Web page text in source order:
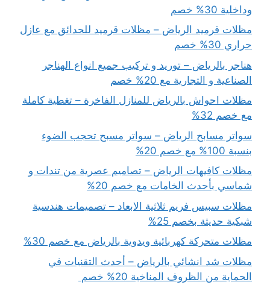
وداخلية 30% خصم
مظلات قرميد الرياض – مظلات قرميد للحدائق مع عازل
حراري 30% خصم
هناجر بالرياض – توريد و تركيب جميع انواع الهناجر
الصناعية و التجارية مع 20% خصم
مظلات احواش بالرياض للمنازل الفاخرة – تغطية كاملة
مع خصم 32%
سواتر مسابح الرياض – سواتر مسبح تحجب الضوء
بنسبة 100% مع خصم 20%
مظلات كافيهات الرياض – تصاميم عصرية من تندات و
شماسي بأحدث الخامات مع خصم 20%
مظلات سبيس فريم ثلاثية الابعاد – تصميمات هندسية
شبكية حديثة بخصم 25%
مظلات متحركة كهربائية ويدوية بالرياض مع خصم 30%
مظلات شد انشائي بالرياض – أحدث التقنيات في
الحماية من الظروف المناخية 20% خصم